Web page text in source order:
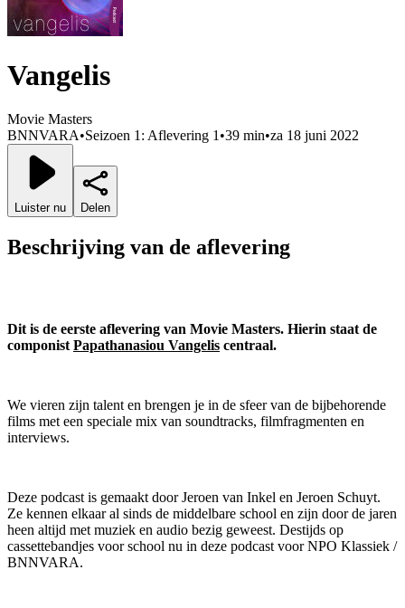
Vangelis
Movie Masters
BNNVARA•Seizoen 1: Aflevering 1•39 min•za 18 juni 2022
Luister nu Delen
Beschrijving van de aflevering
Dit is de eerste aflevering van Movie Masters. Hierin staat de
componist Papathanasiou Vangelis centraal.
We vieren zijn talent en brengen je in de sfeer van de bijbehorende
films met een speciale mix van soundtracks, filmfragmenten en
interviews.
Deze podcast is gemaakt door Jeroen van Inkel en Jeroen Schuyt.
Ze kennen elkaar al sinds de middelbare school en zijn door de jaren
heen altijd met muziek en audio bezig geweest. Destijds op
cassettebandjes voor school nu in deze podcast voor NPO Klassiek /
BNNVARA.